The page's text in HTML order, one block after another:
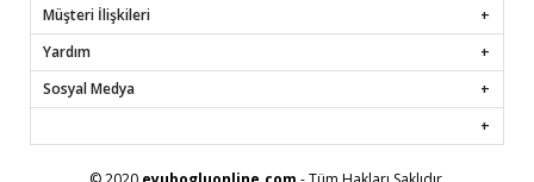
Müşteri İlişkileri
Yardım
Sosyal Medya